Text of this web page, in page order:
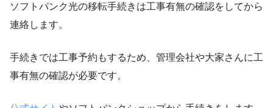
ソフトバンク光の移転手続きは工事有無の確認をしてから
連絡します。
手続きでは工事予約もするため、管理会社や大家さんに工
事有無の確認が必要です。